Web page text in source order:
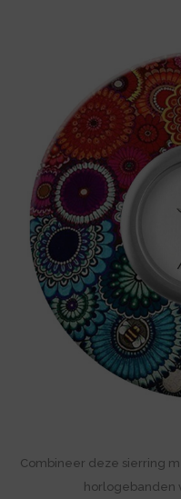
Combineer deze sierring
horlogebanden